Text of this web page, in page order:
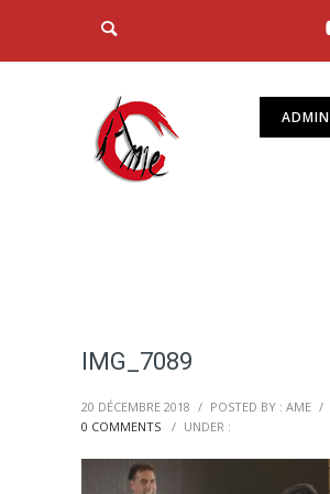
ADMIN
IMG_7089
20 DÉCEMBRE 2018 / POSTED BY : AME /
0 COMMENTS
/ UNDER :